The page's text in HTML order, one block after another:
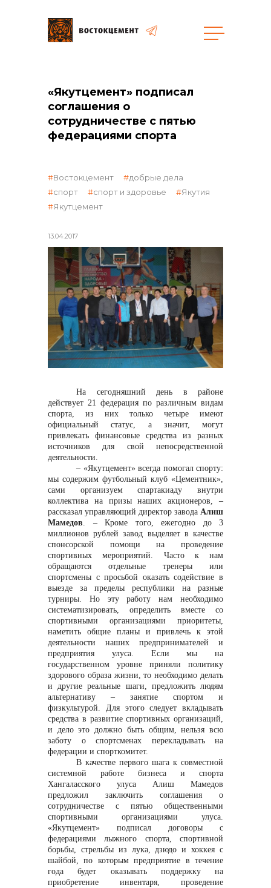
Закупки
общая информация
объявленные закупки
реализация неликвидов
контакты отдела закупок
Контакты
+7 (423) 234 50 50
info@vostokcement.ru
«Якутцемент» подписал
соглашения о
сотрудничестве с пятью
федерациями спорта
13.04.2017
Востокцемент
добрые дела
спорт
спорт и здоровье
Якутия
Якутцемент
На сегодняшний день в районе
действует 21 федерация по различным видам
спорта, из них только четыре имеют
официальный статус, а значит, могут
привлекать финансовые средства из разных
источников для свой непосредственной
деятельности.
– «Якутцемент» всегда помогал спорту:
мы содержим футбольный клуб «Цементник»,
сами организуем спартакиаду внутри
коллектива на призы наших акционеров, –
рассказал управляющий директор завода Алиш
Мамедов. – Кроме того, ежегодно до 3
миллионов рублей завод выделяет в качестве
спонсорской помощи на проведение
спортивных мероприятий. Часто к нам
обращаются отдельные тренеры или
спортсмены с просьбой оказать содействие в
выезде за пределы республики на разные
турниры. Но эту работу нам необходимо
систематизировать, определить вместе со
спортивными организациями приоритеты,
наметить общие планы и привлечь к этой
деятельности наших предпринимателей и
предприятия улуса. Если мы на
государственном уровне приняли политику
здорового образа жизни, то необходимо делать
и другие реальные шаги, предложить людям
альтернативу – занятие спортом и
физкультурой. Для этого следует вкладывать
средства в развитие спортивных организаций,
и дело это должно быть общим, нельзя всю
заботу о спортсменах перекладывать на
федерации и спорткомитет.
В качестве первого шага к совместной
системной работе бизнеса и спорта
Хангаласского улуса Алиш Мамедов
предложил заключить соглашения о
сотрудничестве с пятью общественными
спортивными организациями улуса.
«Якутцемент» подписал договоры с
федерациями лыжного спорта, спортивной
борьбы, стрельбы из лука, дзюдо и хоккея с
шайбой, по которым предприятие в течение
года будет оказывать поддержку на
приобретение инвентаря, проведение